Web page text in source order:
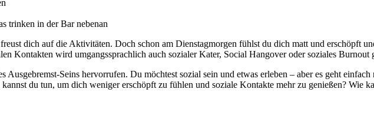
trinken in der Bar nebenan
dich auf die Aktivitäten. Doch schon am Dienstagmorgen fühlst du dich matt und erschöpft
Kontakten wird umgangssprachlich auch sozialer Kater, Social Hangover oder soziales Burnout
Ausgebremst-Seins hervorrufen. Du möchtest sozial sein und etwas erleben – aber es geht
du tun, um dich weniger erschöpft zu fühlen und soziale Kontakte mehr zu genießen? Wie